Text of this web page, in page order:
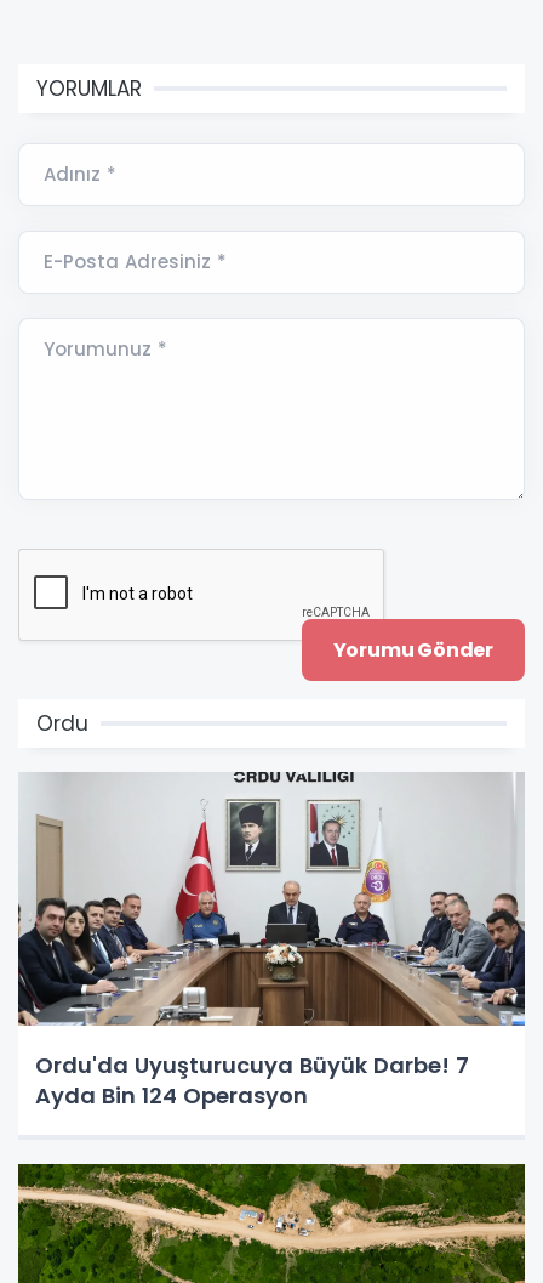
YORUMLAR
Adınız *
E-Posta Adresiniz *
Yorumunuz *
Ordu
Ordu'da Uyuşturucuya Büyük Darbe! 7
Ayda Bin 124 Operasyon